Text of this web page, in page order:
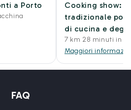
a Porto
Cooking show:
tradizionale
di cucina e
7 km 28 minuti in
Maggiori
FAQ